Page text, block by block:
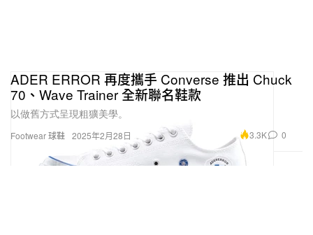
Footwear 球鞋
ADER ERROR 再度攜手 Converse 推出 Chuck
70、Wave Trainer 全新聯名鞋款
以做舊方式呈現粗獷美學。
2025年2月28日 3.3K 0